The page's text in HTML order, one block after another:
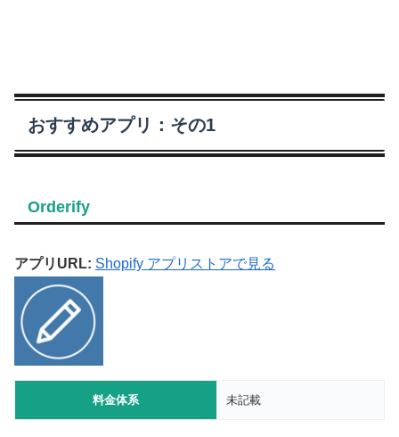
おすすめアプリ：その1
Orderify
アプリURL: Shopify アプリストアで見る
料金体系 未記載